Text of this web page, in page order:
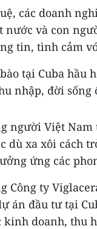
các doanh
nước và con
tin, tình cảm
tại Cuba hầu
nhập, đời sống
người Việt
dù xa xôi cách
ứng các
Công ty
án đầu tư tại
kinh doanh, thu